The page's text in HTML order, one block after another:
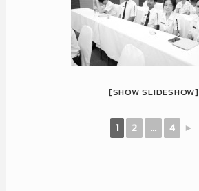
[SHOW SLIDESHOW]
1 2 ... 4 ►